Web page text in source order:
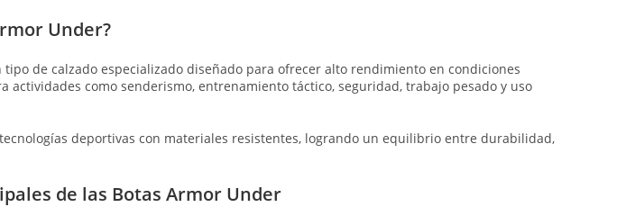
Under?
tipo de calzado especializado diseñado para ofrecer alto rendimiento en condiciones
actividades como senderismo, entrenamiento táctico, seguridad, trabajo pesado y uso
deportivas con materiales resistentes, logrando un equilibrio entre durabilidad,
de las Botas Armor Under